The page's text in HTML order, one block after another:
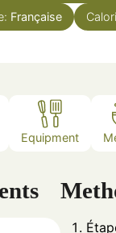
Française
Equipment